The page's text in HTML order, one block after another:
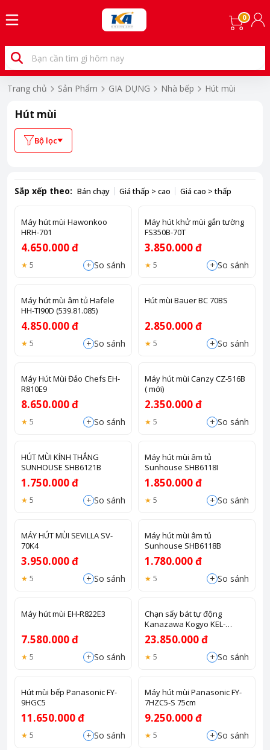
0
Trang chủ Sản Phẩm GIA DỤNG Nhà bếp Hút mùi
Hút mùi
Bộ lọc
Sắp xếp theo: Bán chạy Giá thấp > cao Giá cao > thấp
Máy hút mùi Hawonkoo
HRH-701
4.650.000 đ
5 + So sánh
Máy hút khử mùi gắn tường
FS350B-70T
3.850.000 đ
5 + So sánh
Máy hút mùi âm tủ Hafele
HH-TI90D (539.81.085)
4.850.000 đ
5 + So sánh
Hút mùi Bauer BC 70BS
2.850.000 đ
5 + So sánh
Máy Hút Mùi Đảo Chefs EH-
R810E9
8.650.000 đ
5 + So sánh
Máy hút mùi Canzy CZ-516B
( mới)
2.350.000 đ
5 + So sánh
HÚT MÙI KÍNH THẲNG
SUNHOUSE SHB6121B
1.750.000 đ
5 + So sánh
Máy hút mùi âm tủ
Sunhouse SHB6118I
1.850.000 đ
5 + So sánh
MÁY HÚT MÙI SEVILLA SV-
70K4
3.950.000 đ
5 + So sánh
Máy hút mùi âm tủ
Sunhouse SHB6118B
1.780.000 đ
5 + So sánh
Máy hút mùi EH-R822E3
7.580.000 đ
5 + So sánh
Chạn sấy bát tự động
Kanazawa Kogyo KEL-
E090D35
23.850.000 đ
5 + So sánh
Hút mùi bếp Panasonic FY-
9HGC5
11.650.000 đ
5 + So sánh
Máy hút mùi Panasonic FY-
7HZC5-S 75cm
9.250.000 đ
5 + So sánh